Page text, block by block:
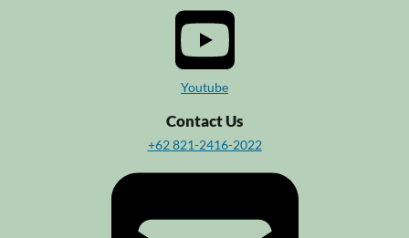
Youtube
Contact Us
+62 821-2416-2022